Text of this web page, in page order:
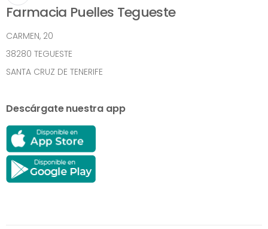
Farmacia Puelles Tegueste
CARMEN, 20
38280 TEGUESTE
SANTA CRUZ DE TENERIFE
Descárgate nuestra app